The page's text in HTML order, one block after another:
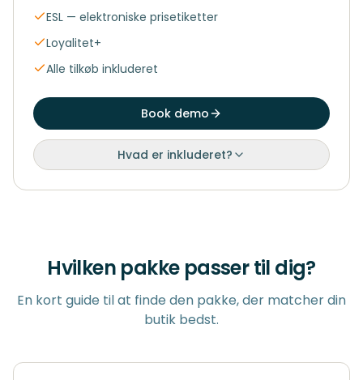
ESL — elektroniske prisetiketter
Loyalitet+
Alle tilkøb inkluderet
Book demo
Hvad er inkluderet?
Hvilken pakke passer til dig?
En kort guide til at finde den pakke, der matcher din
butik bedst.